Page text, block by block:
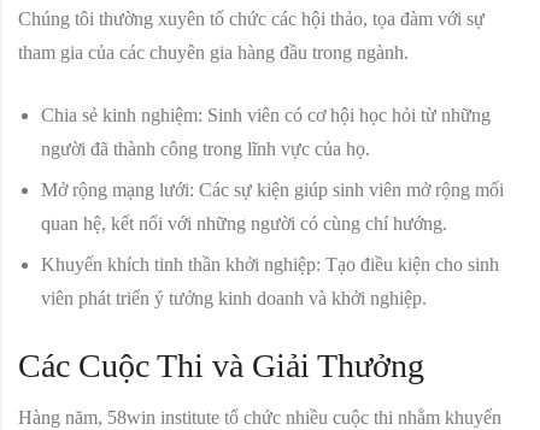
Chúng tôi thường xuyên tổ chức các hội thảo, tọa đàm với sự
tham gia của các chuyên gia hàng đầu trong ngành.
Chia sẻ kinh nghiệm: Sinh viên có cơ hội học hỏi từ những
người đã thành công trong lĩnh vực của họ.
Mở rộng mạng lưới: Các sự kiện giúp sinh viên mở rộng mối
quan hệ, kết nối với những người có cùng chí hướng.
Khuyến khích tinh thần khởi nghiệp: Tạo điều kiện cho sinh
viên phát triển ý tưởng kinh doanh và khởi nghiệp.
Các Cuộc Thi và Giải Thưởng
Hàng năm, 58win institute tổ chức nhiều cuộc thi nhằm khuyến